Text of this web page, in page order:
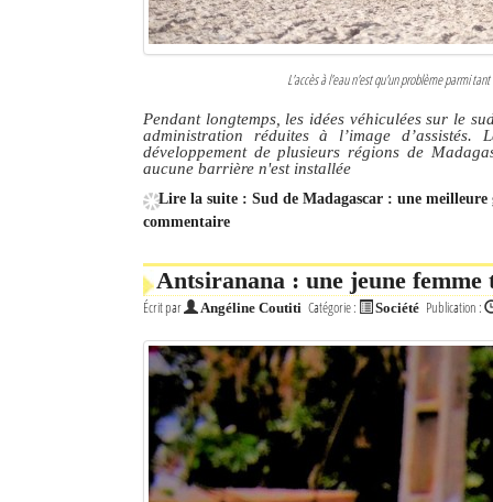
L'accès à l'eau n'est qu'un problème parmi
Pendant longtemps, les idées véhiculées sur le
administration réduites à l’image
développement de plusieurs régions de
aucune barrière n'est installée
Lire la suite : Sud de Madagascar : une
commentaire
Antsiranana : une jeune femme
Écrit par Angéline Coutiti Catégorie : Société Publication :